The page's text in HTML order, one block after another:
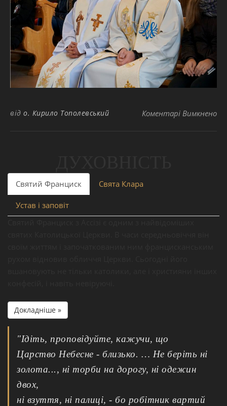
від о. Кирило Тополевський Коментарі Вимкненодо
Святий Франциск Свята Клара
Устав і заповіт
Докладніше »
"Ідіть, проповідуйте, кажучи, що
Царство Небесне - близько. … Не беріть ні
золота..., ні торби на дорогу, ні одежин
двох,
ні взуття, ні палиці, - бо робітник вартий